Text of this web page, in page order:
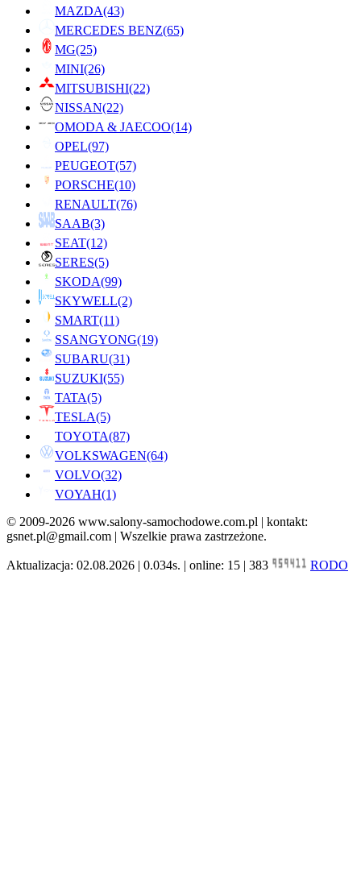
MAZDA(43)
MERCEDES BENZ(65)
MG(25)
MINI(26)
MITSUBISHI(22)
NISSAN(22)
OMODA & JAECOO(14)
OPEL(97)
PEUGEOT(57)
PORSCHE(10)
RENAULT(76)
SAAB(3)
SEAT(12)
SERES(5)
SKODA(99)
SKYWELL(2)
SMART(11)
SSANGYONG(19)
SUBARU(31)
SUZUKI(55)
TATA(5)
TESLA(5)
TOYOTA(87)
VOLKSWAGEN(64)
VOLVO(32)
VOYAH(1)
© 2009-2026 www.salony-samochodowe.com.pl | kontakt:
gsnet.pl@gmail.com | Wszelkie prawa zastrzeżone.
Aktualizacja: 02.08.2026 | 0.034s. | online: 15 | 383 RODO